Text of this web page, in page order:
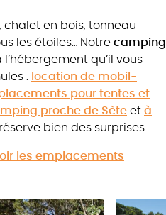
en bois, tonneau
les étoiles… Notre camping
l’hébergement qu’il vous
: location de mobil-
pour tentes et
proche de Sète et à
bien des surprises.
les emplacements